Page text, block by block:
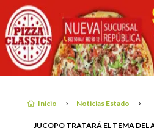
 Inicio 5 Noticias Estado 5
JUCOPO TRATARÁ EL TEMA DEL
JUCOPO
TEMA DEL
SALARIO DE
DIPUTADOS.
17 enero, 2019